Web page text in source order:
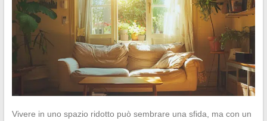
Vivere in uno spazio ridotto può sembrare una sfida, ma con un